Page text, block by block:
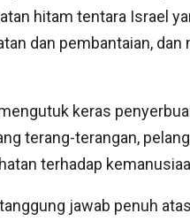
hitam tentara Israel
dan pembantaian, dan
keras
terang-terangan,
terhadap
jawab penuh